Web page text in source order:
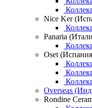
Nice Ker
Panaria
Oset
Overseas
Rondine